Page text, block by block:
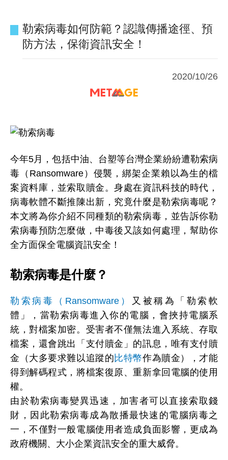
勒索病毒如何防範？認識傳播途徑、預
防方法，保衛資訊安全！
2020/10/26
今年5月，包括中油、台塑等台灣企業紛紛遭勒索病
毒（Ransomware）侵襲，綁架企業賴以為生的檔
案資料庫，並索取贖金。身處在資訊科技的時代，
病毒軟體不斷推陳出新，究竟什麼是勒索病毒呢？
本文將為你介紹不同種類的勒索病毒，並告訴你勒
索病毒預防怎麼做，中毒後又該如何處理，幫助你
全方面保全電腦資訊安全！
勒索病毒是什麼？
勒索病毒（Ransomware） 又被稱為「勒索軟
體」，當勒索病毒進入你的電腦，會挾持電腦系
統，對檔案加密。受害者不僅無法進入系統、存取
檔案，還會跳出「支付贖金」的訊息，唯有支付贖
金（大多要求難以追蹤的 比特幣作為贖金），才能
得到解碼程式，將檔案復原、重新拿回電腦的使用
權。
由於勒索病毒變異迅速，加害者可以直接索取錢
財，因此勒索病毒成為散播最快速的電腦病毒之
一，不僅對一般電腦使用者造成負面影響，更成為
政府機關、大小企業資訊安全的重大威脅。